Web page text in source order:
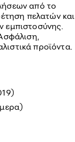
από το
πελατών και
εμπιστοσύνης.
προϊόντα.